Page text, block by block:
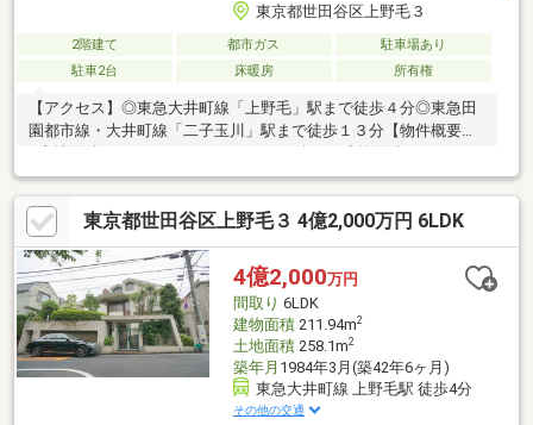
東京都世田谷区上野毛３
2階建て 都市ガス
駐車場あり
駐車2台
床暖房 所有権
【アクセス】◎東急大井町線「上野毛」駅まで徒歩４分◎東急田
園都市線・大井町線「二子玉川」駅まで徒歩１３分【物件概要】
９４㎡（６４．１１坪）●間取：６ＬＤＫ●築年数：１９８４年３
月築●構造：木造スレート葺地上２階建 ●用途地域：第一種低層
住居専用地域●タイル張りの浴室●シャッター付きガレージあり
（車種による）●ホール部分は吹き抜けで開放感ある造り
東京都世田谷区上野毛３ 4億2,000万円 6LDK
4億2,000万円
間取り 6LDK
建物面積211.94m2
土地面積258.1m2
築年月 1984年3月(築42年6ヶ月)
東急大井町線 上野毛駅 徒歩4分
その他の交通